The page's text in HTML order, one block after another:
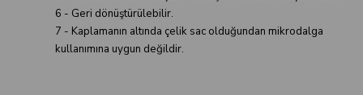
6 - Geri dönüştürülebilir.
7 - Kaplamanın altında çelik sac olduğundan mikrodalga
kullanımına uygun değildir.